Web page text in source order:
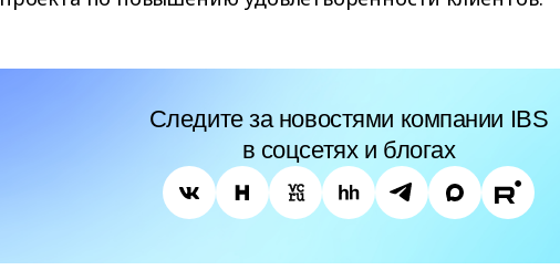
Следите за новостями компании IBS
в соцсетях и блогах